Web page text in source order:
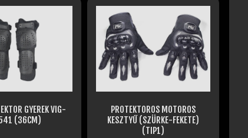
MOTOROS
(SZÜRKE-FEKETE)
S100 SISAKBÉLÉS TISZTÍTÓ
(300ML)